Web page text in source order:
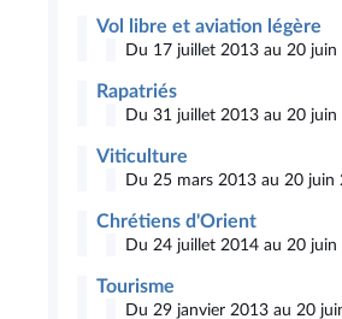
Vol libre et aviation légère
Du 17 juillet 2013 au 20 juin
Rapatriés
Du 31 juillet 2013 au 20 juin
Viticulture
Du 25 mars 2013 au 20 juin
Chrétiens d'Orient
Du 24 juillet 2014 au 20 juin
Tourisme
Du 29 janvier 2013 au 20